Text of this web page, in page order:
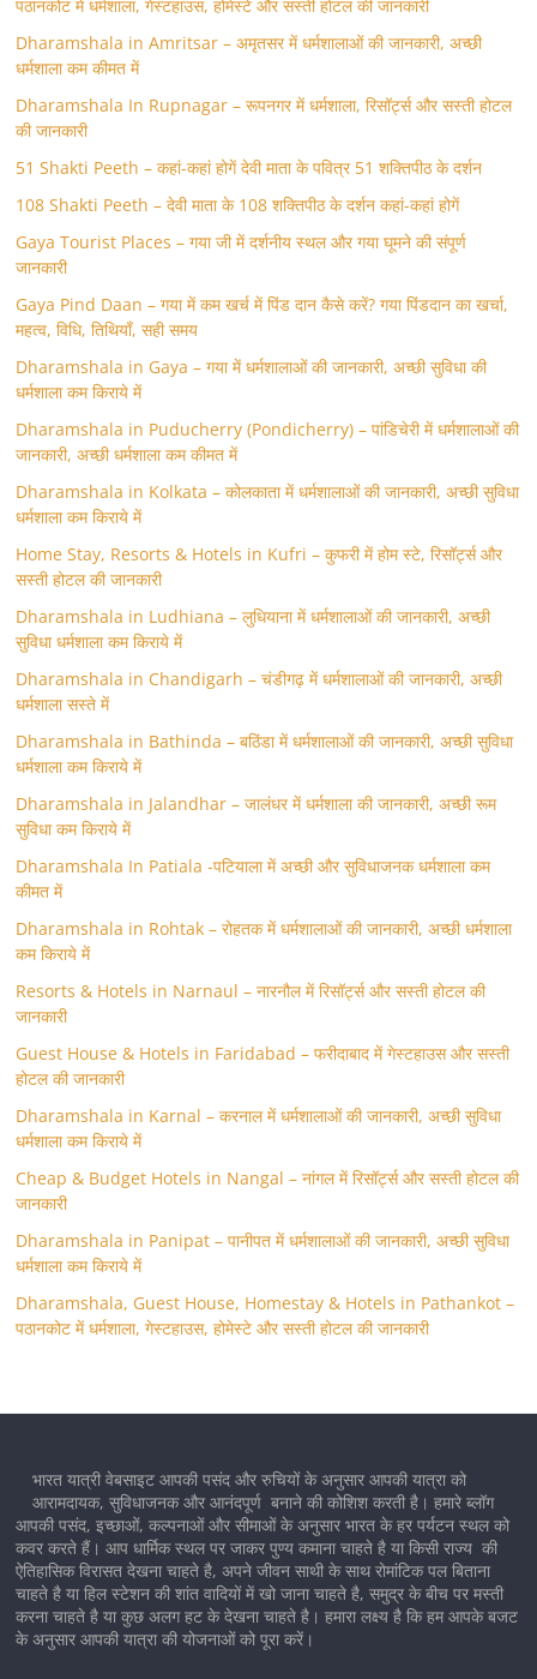
पठानकोट में धर्मशाला, गेस्टहाउस, होमेस्टे और सस्ती होटल की जानकारी
Dharamshala in Amritsar – अमृतसर में धर्मशालाओं की जानकारी, अच्छी
धर्मशाला कम कीमत में
Dharamshala In Rupnagar – रूपनगर में धर्मशाला, रिसॉर्ट्स और सस्ती होटल
की जानकारी
51 Shakti Peeth – कहां-कहां होगें देवी माता के पवित्र 51 शक्तिपीठ के दर्शन
108 Shakti Peeth – देवी माता के 108 शक्तिपीठ के दर्शन कहां-कहां होगें
Gaya Tourist Places – गया जी में दर्शनीय स्थल और गया घूमने की संपूर्ण
जानकारी
Gaya Pind Daan – गया में कम खर्च में पिंड दान कैसे करें? गया पिंडदान का खर्चा,
महत्व, विधि, तिथियाँ, सही समय
Dharamshala in Gaya – गया में धर्मशालाओं की जानकारी, अच्छी सुविधा की
धर्मशाला कम किराये में
Dharamshala in Puducherry (Pondicherry) – पांडिचेरी में धर्मशालाओं की
जानकारी, अच्छी धर्मशाला कम कीमत में
Dharamshala in Kolkata – कोलकाता में धर्मशालाओं की जानकारी, अच्छी सुविधा
धर्मशाला कम किराये में
Home Stay, Resorts & Hotels in Kufri – कुफरी में होम स्‍टे, रिसॉर्ट्स और
सस्ती होटल की जानकारी
Dharamshala in Ludhiana – लुधियाना में धर्मशालाओं की जानकारी, अच्छी
सुविधा धर्मशाला कम किराये में
Dharamshala in Chandigarh – चंडीगढ़ में धर्मशालाओं की जानकारी, अच्छी
धर्मशाला सस्ते में
Dharamshala in Bathinda – बठिंडा में धर्मशालाओं की जानकारी, अच्छी सुविधा
धर्मशाला कम किराये में
Dharamshala in Jalandhar – जालंधर में धर्मशाला की जानकारी, अच्छी रूम
सुविधा कम किराये में
Dharamshala In Patiala -पटियाला में अच्छी और सुविधाजनक धर्मशाला कम
कीमत में
Dharamshala in Rohtak – रोहतक में धर्मशालाओं की जानकारी, अच्छी धर्मशाला
कम किराये में
Resorts & Hotels in Narnaul – नारनौल में रिसॉर्ट्स और सस्ती होटल की
जानकारी
Guest House & Hotels in Faridabad – फरीदाबाद में गेस्टहाउस और सस्ती
होटल की जानकारी
Dharamshala in Karnal – करनाल में धर्मशालाओं की जानकारी, अच्छी सुविधा
धर्मशाला कम किराये में
Cheap & Budget Hotels in Nangal – नांगल में रिसॉर्ट्स और सस्ती होटल की
जानकारी
Dharamshala in Panipat – पानीपत में धर्मशालाओं की जानकारी, अच्छी सुविधा
धर्मशाला कम किराये में
Dharamshala, Guest House, Homestay & Hotels in Pathankot –
पठानकोट में धर्मशाला, गेस्टहाउस, होमेस्टे और सस्ती होटल की जानकारी
भारत यात्री वेबसाइट आपकी पसंद और रुचियों के अनुसार आपकी यात्रा को
आरामदायक, सुविधाजनक और आनंदपूर्ण बनाने की कोशिश करती है। हमारे ब्लॉग
आपकी पसंद, इच्छाओं, कल्पनाओं और सीमाओं के अनुसार भारत के हर पर्यटन स्थल को
कवर करते हैं। आप धार्मिक स्थल पर जाकर पुण्य कमाना चाहते है या किसी राज्य की
ऐतिहासिक विरासत देखना चाहते है, अपने जीवन साथी के साथ रोमांटिक पल बिताना
चाहते है या हिल स्टेशन की शांत वादियों में खो जाना चाहते है, समुद्र के बीच पर मस्ती
करना चाहते है या कुछ अलग हट के देखना चाहते है। हमारा लक्ष्य है कि हम आपके बजट
के अनुसार आपकी यात्रा की योजनाओं को पूरा करें।